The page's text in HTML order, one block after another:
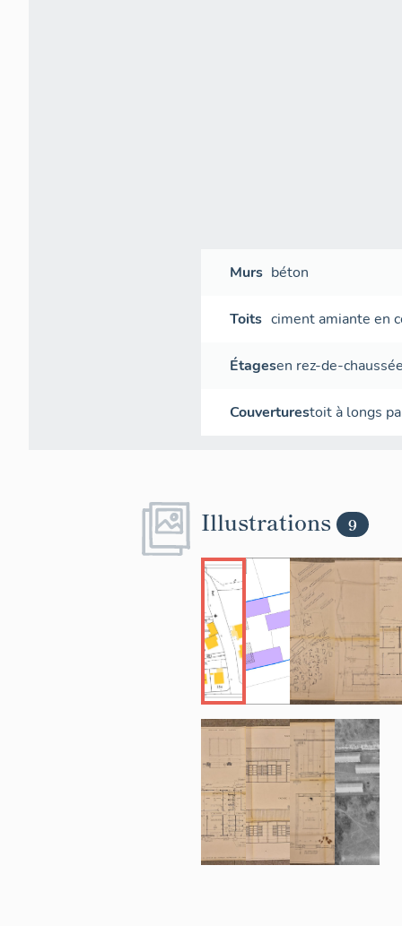
Murs béton
Toits ciment amiante en
Étagesen rez-de-
Couverturestoit à longs
Illustrations 9